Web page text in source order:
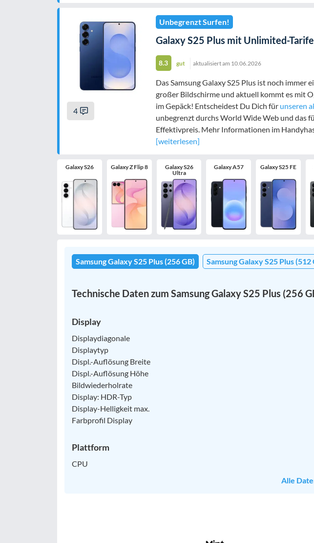
4
Unbegrenzt Surfen!
Galaxy S25 Plus mit Unlimited-
8.3 gut aktualisiert am 10.06.2026
Das Samsung Galaxy S25 Plus ist noch immer
großer Bildschirme und aktuell kommt es mit
im Gepäck! Entscheidest Du Dich für unseren
unbegrenzt durchs World Wide Web und das
Effektivpreis. Mehr Informationen im
[weiterlesen]
Galaxy S26 Galaxy Z Flip 8
Galaxy S26
Ultra
Galaxy A57 Galaxy S25 FE
Samsung Galaxy S25 Plus (256 GB) Samsung Galaxy S25 Plus (512
Technische Daten zum Samsung Galaxy S25 Plus (256
Display
Displaydiagonale
Displaytyp
Displ.-Auflösung Breite
Displ.-Auflösung Höhe
Bildwiederholrate
Display: HDR-Typ
Display-Helligkeit max.
Farbprofil Display
Plattform
CPU
Alle